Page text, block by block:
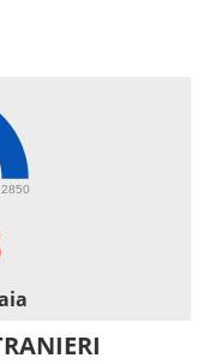
2850